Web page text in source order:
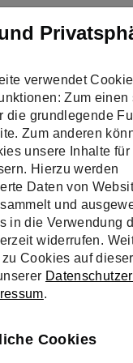
Co. KG
verwendet
Zum einen
die grundlegende
Zum anderen
unsere Inhalte
Hierzu werden
Daten von
und
in die Verwendung
widerrufen.
zu Cookies auf
.
Cookies